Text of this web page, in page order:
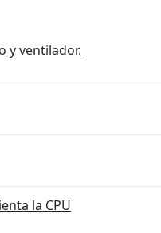
y ventilador.
la CPU